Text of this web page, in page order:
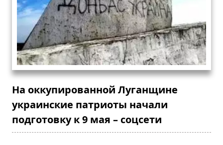
На оккупированной Луганщине
украинские патриоты начали
подготовку к 9 мая – соцсети